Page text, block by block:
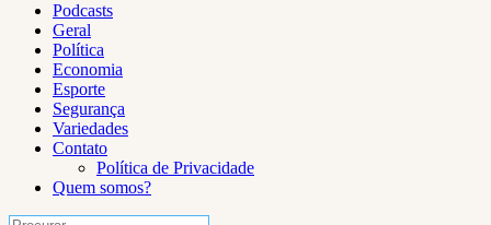
Podcasts
Geral
Política
Economia
Esporte
Segurança
Variedades
Contato
Política de Privacidade
Quem somos?